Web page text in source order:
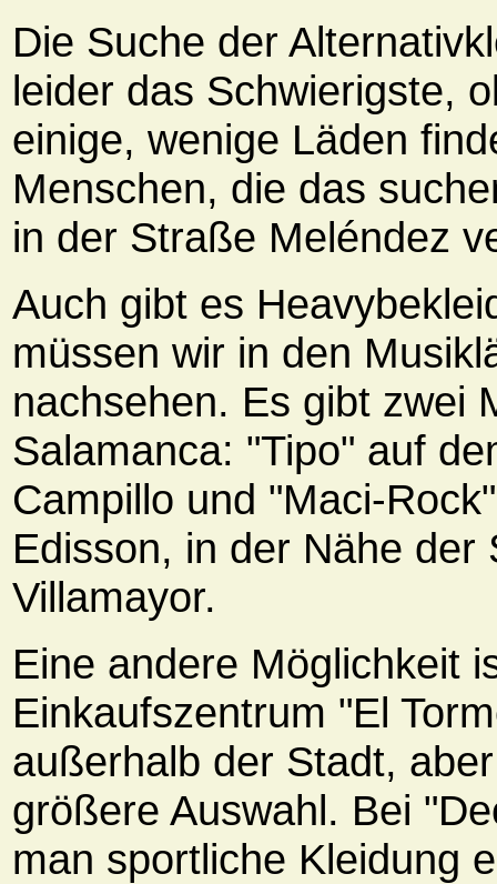
Die Suche der
leider das Schwierigste,
einige, wenige Läden
Menschen, die das
in der Straße Meléndez
Auch gibt es
müssen wir in den
nachsehen. Es gibt zwei
Salamanca: "Tipo" auf
Campillo und "Maci-
Edisson, in der Nähe der
Villamayor.
Eine andere Möglichkeit
Einkaufszentrum "El
außerhalb der Stadt,
größere Auswahl. Bei
man sportliche Kleidung